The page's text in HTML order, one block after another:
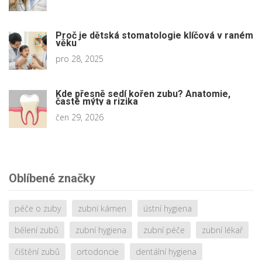
Proč je dětská stomatologie klíčová v raném
věku
pro 28, 2025
Kde přesně sedí kořen zubu? Anatomie,
časté mýty a rizika
čen 29, 2026
Oblíbené značky
péče o zuby zubní kámen
ústní hygiena
bělení zubů
zubní hygiena zubní péče
zubní lékař
čištění zubů
ortodoncie
dentální hygiena